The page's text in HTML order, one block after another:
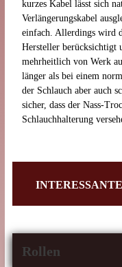
kurzes Kabel lässt sich
Verlängerungskabel
einfach. Allerdings wird
Hersteller berücksichtigt
mehrheitlich von Werk
länger als bei einem
der Schlauch aber auch
sicher, dass der Nass-
Schlauchhalterung
Rollen